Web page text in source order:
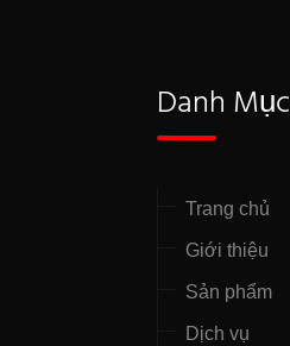
Danh Mục
Trang chủ
Giới thiệu
Sản phẩm
Dịch vụ